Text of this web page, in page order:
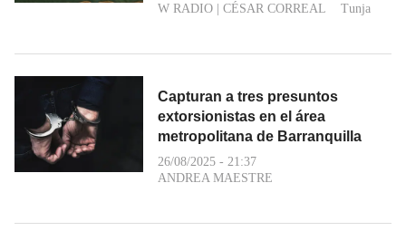
W RADIO | CÉSAR CORREAL Tunja
Capturan a tres presuntos
extorsionistas en el área
metropolitana de Barranquilla
26/08/2025 - 21:37
ANDREA MAESTRE